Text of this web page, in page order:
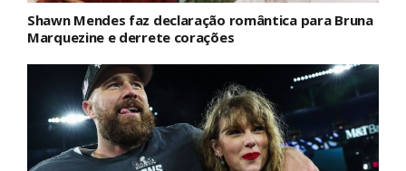
Shawn Mendes faz declaração romântica para Bruna
Marquezine e derrete corações